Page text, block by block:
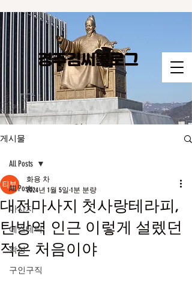
경주김씨​블로그
게시물
All Posts
마사지
에스테틱
왁싱
구인구직
All Posts
대전마사지 첫사랑테라피,
탄방역 인근 이렇게 설렜던
적은 처음이야
화용 차
2024년 1월 5일 1분 분량